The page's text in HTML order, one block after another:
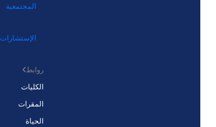
المجتمعية
الإستشارات
روابط
الكليات
المقرات
الحياة